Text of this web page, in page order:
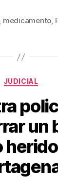
m
ar
, medicamento,
Categorías
JUDICIAL
un